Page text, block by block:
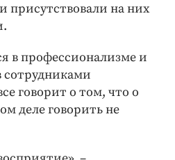
присутствовали на них
в профессионализме и
сотрудниками
говорит о том, что о
деле говорить не